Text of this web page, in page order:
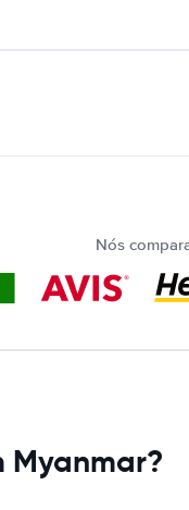
Nós
Myanmar?